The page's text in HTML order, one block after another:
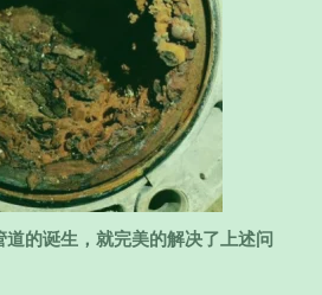
道的诞生，就完美的解决了上述问